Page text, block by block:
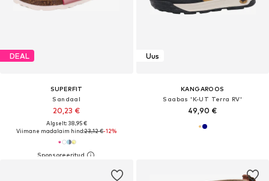
DEAL
SUPERFIT
Sandaal
20,23 €
Algselt: 38,95 €
Viimane madalaim hind:23,12 €-12%
Uus
KANGAROOS
Saabas 'K-UT Terra RV'
49,90 €